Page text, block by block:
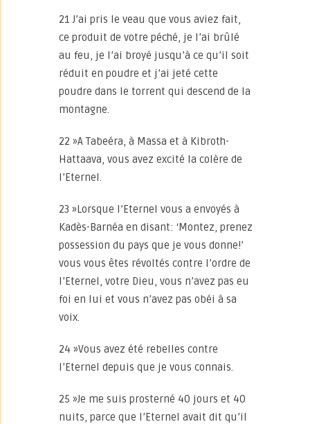
21 J’ai pris le veau que vous aviez fait,
ce produit de votre péché, je l’ai brûlé
au feu, je l’ai broyé jusqu’à ce qu’il soit
réduit en poudre et j’ai jeté cette
poudre dans le torrent qui descend de la
montagne.
22 »A Tabeéra, à Massa et à Kibroth-
Hattaava, vous avez excité la colère de
l’Eternel.
23 »Lorsque l’Eternel vous a envoyés à
Kadès-Barnéa en disant: ‘Montez, prenez
possession du pays que je vous donne!’
vous vous êtes révoltés contre l’ordre de
l’Eternel, votre Dieu, vous n’avez pas eu
foi en lui et vous n’avez pas obéi à sa
voix.
24 »Vous avez été rebelles contre
l’Eternel depuis que je vous connais.
25 »Je me suis prosterné 40 jours et 40
nuits, parce que l’Eternel avait dit qu’il